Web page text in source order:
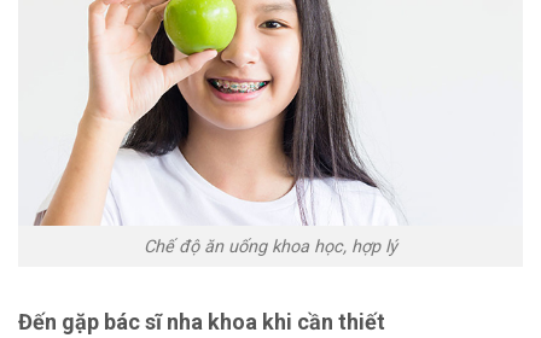
Chế độ ăn uống khoa học, hợp lý
Đến gặp bác sĩ nha khoa khi cần thiết